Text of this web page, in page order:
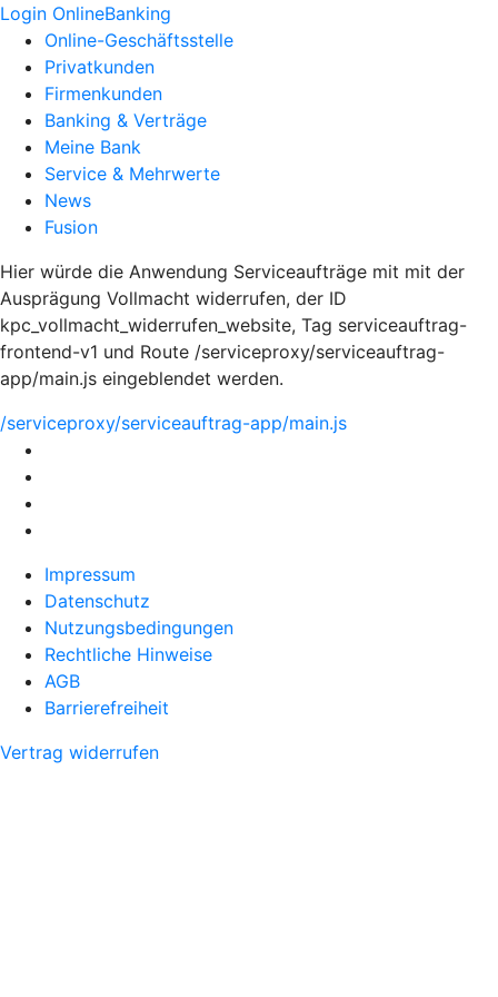
Login OnlineBanking
Online-Geschäftsstelle
Privatkunden
Firmenkunden
Banking & Verträge
Meine Bank
Service & Mehrwerte
News
Fusion
Hier würde die Anwendung Serviceaufträge mit mit der
Ausprägung Vollmacht widerrufen, der ID
kpc_vollmacht_widerrufen_website, Tag serviceauftrag-
frontend-v1 und Route /serviceproxy/serviceauftrag-
app/main.js eingeblendet werden.
/serviceproxy/serviceauftrag-app/main.js
Impressum
Datenschutz
Nutzungsbedingungen
Rechtliche Hinweise
AGB
Barrierefreiheit
Vertrag widerrufen